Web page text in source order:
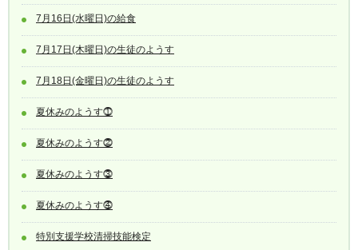
7月16日(水曜日)の給食
7月17日(木曜日)の生徒のようす
7月18日(金曜日)の生徒のようす
夏休みのようす⓵
夏休みのようす⓶
夏休みのようす⓷
夏休みのようす⓸
特別支援学校清掃技能検定